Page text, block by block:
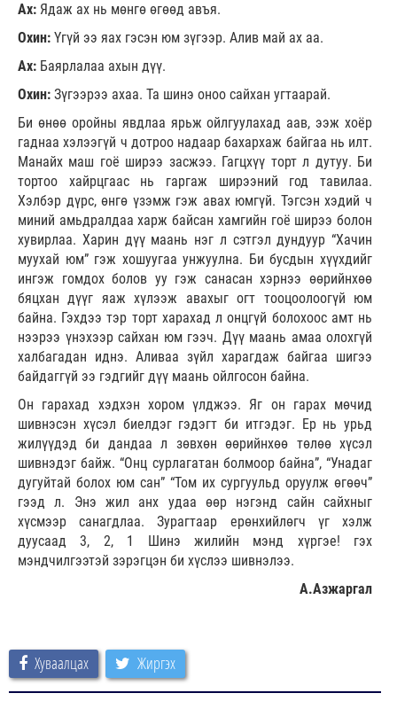
Ах: Ядаж ах нь мөнгө өгөөд авъя.
Охин: Үгүй ээ яах гэсэн юм зүгээр. Алив май ах аа.
Ах: Баярлалаа ахын дүү.
Охин: Зүгээрээ ахаа. Та шинэ оноо сайхан угтаарай.
Би өнөө оройны явдлаа ярьж ойлгуулахад аав, ээж хоёр
гаднаа хэлээгүй ч дотроо надаар бахархаж байгаа нь илт.
Манайх маш гоё ширээ засжээ. Гагцхүү торт л дутуу. Би
тортоо хайрцгаас нь гаргаж ширээний год тавилаа.
Хэлбэр дүрс, өнгө үзэмж гэж авах юмгүй. Тэгсэн хэдий ч
миний амьдралдаа харж байсан хамгийн гоё ширээ болон
хувирлаа. Харин дүү маань нэг л сэтгэл дундуур “Хачин
муухай юм” гэж хошуугаа унжуулна. Би бусдын хүүхдийг
ингэж гомдох болов уу гэж санасан хэрнээ өөрийнхөө
бяцхан дүүг яаж хүлээж авахыг огт тооцоолоогүй юм
байна. Гэхдээ тэр торт харахад л онцгүй болохоос амт нь
нээрээ үнэхээр сайхан юм гээч. Дүү маань амаа олохгүй
халбагадан иднэ. Аливаа зүйл харагдаж байгаа шигээ
байдаггүй ээ гэдгийг дүү маань ойлгосон байна.
Он гарахад хэдхэн хором үлджээ. Яг он гарах мөчид
шивнэсэн хүсэл биелдэг гэдэгт би итгэдэг. Ер нь урьд
жилүүдэд би дандаа л зөвхөн өөрийнхөө төлөө хүсэл
шивнэдэг байж. “Онц сурлагатан болмоор байна”, “Унадаг
дугуйтай болох юм сан” “Том их сургуульд оруулж өгөөч”
гээд л. Энэ жил анх удаа өөр нэгэнд сайн сайхныг
хүсмээр санагдлаа. Зурагтаар ерөнхийлөгч үг хэлж
дуусаад 3, 2, 1 Шинэ жилийн мэнд хүргэе! гэх
мэндчилгээтэй зэрэгцэн би хүслээ шивнэлээ.
А.Азжаргал
Хуваалцах Жиргэх